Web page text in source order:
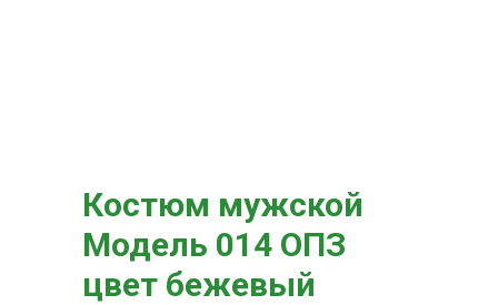
Костюм мужской
Модель 014 ОПЗ
цвет бежевый